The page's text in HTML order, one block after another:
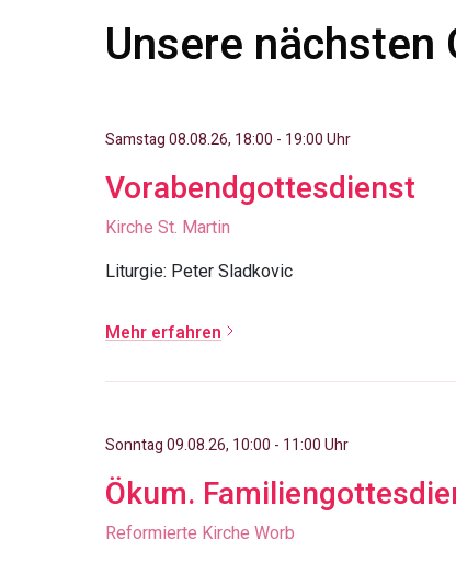
Unsere
Samstag 08.08.26, 18:00 - 19:00 Uhr
Vorabendgottesdienst
Kirche St. Martin
Liturgie: Peter Sladkovic
Mehr erfahren
Sonntag 09.08.26, 10:00 - 11:00 Uhr
Ökum.
Reformierte Kirche Worb